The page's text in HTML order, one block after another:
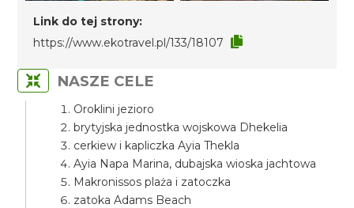
Link do tej strony:
https://www.ekotravel.pl/133/18107
NASZE CELE
Oroklini jezioro
brytyjska jednostka wojskowa Dhekelia
cerkiew i kapliczka Ayia Thekla
Ayia Napa Marina, dubajska wioska jachtowa
Makronissos plaża i zatoczka
zatoka Adams Beach